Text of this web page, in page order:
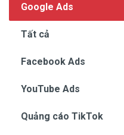
Google Ads
Tất cả
Facebook Ads
YouTube Ads
Quảng cáo TikTok